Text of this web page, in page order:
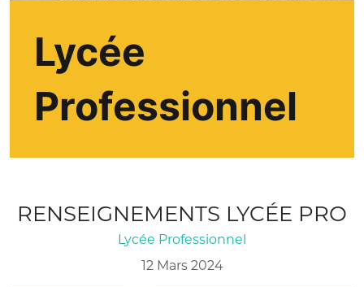
Lycée
Professionnel
RENSEIGNEMENTS LYCÉE PRO
Lycée Professionnel
12 Mars 2024